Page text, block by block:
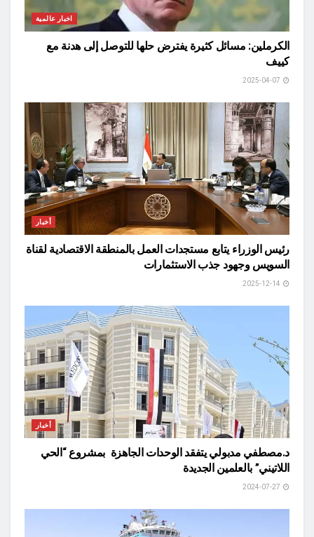
اخبار عالمية
الكرملين: مسائل كثيرة يفترض حلها للتوصل إلى هدنة مع
كييف
أخبار
رئيس الوزراء يتابع مستجدات العمل بالمنطقة الاقتصادية لقناة
السويس وجهود جذب الاستثمارات
أخبار
د.مصطفي مدبولي يتفقد الوحدات الجاهزة بمشروع “الحي
اللاتيني” بالعلمين الجديدة